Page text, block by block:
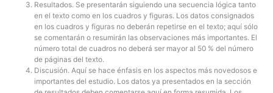
Resultados. Se presentarán siguiendo una secuencia lógica tanto
en el texto como en los cuadros y figuras. Los datos consignados
en los cuadros y figuras no deberán repetirse en el texto; aquí sólo
se comentarán o resumirán las observaciones más importantes. El
número total de cuadros no deberá ser mayor al 50 % del número
de páginas del texto.
Discusión. Aquí se hace énfasis en los aspectos más novedosos e
importantes del estudio. Los datos ya presentados en la sección